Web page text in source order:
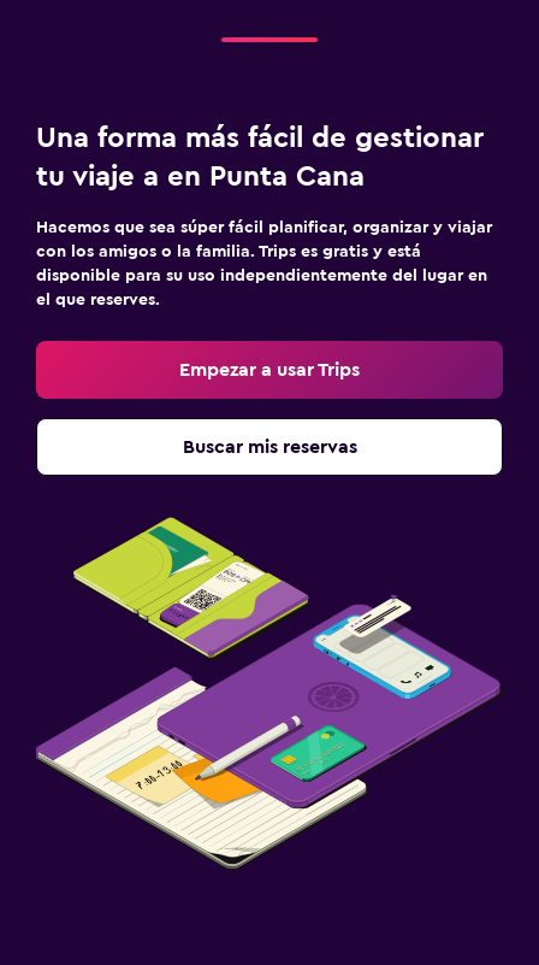
Una forma más fácil de gestionar
tu viaje a en Punta Cana
Hacemos que sea súper fácil planificar, organizar y viajar
con los amigos o la familia. Trips es gratis y está
disponible para su uso independientemente del lugar en
el que reserves.
Empezar a usar Trips
Buscar mis reservas